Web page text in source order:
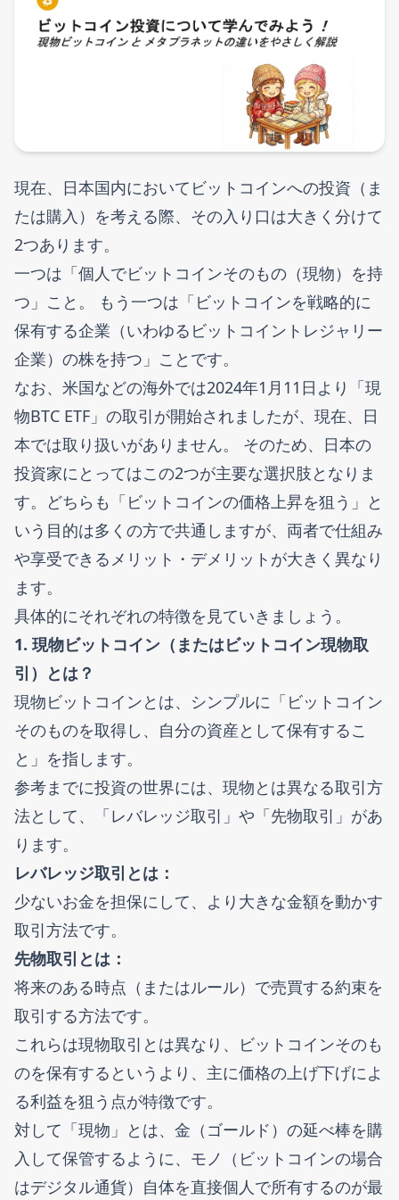
現在、日本国内においてビットコインへの投資（ま
たは購入）を考える際、その入り口は大きく分けて
2つあります。
一つは「個人でビットコインそのもの（現物）を持
つ」こと。 もう一つは「ビットコインを戦略的に
保有する企業（いわゆるビットコイントレジャリー
企業）の株を持つ」ことです。
なお、米国などの海外では2024年1月11日より「現
物BTC ETF」の取引が開始されましたが、現在、日
本では取り扱いがありません。 そのため、日本の
投資家にとってはこの2つが主要な選択肢となりま
す。どちらも「ビットコインの価格上昇を狙う」と
いう目的は多くの方で共通しますが、両者で仕組み
や享受できるメリット・デメリットが大きく異なり
ます。
具体的にそれぞれの特徴を見ていきましょう。
1. 現物ビットコイン（またはビットコイン現物取
引）とは？
現物ビットコインとは、シンプルに「ビットコイン
そのものを取得し、自分の資産として保有するこ
と」を指します。
参考までに投資の世界には、現物とは異なる取引方
法として、「レバレッジ取引」や「先物取引」があ
ります。
レバレッジ取引とは：
少ないお金を担保にして、より大きな金額を動かす
取引方法です。
先物取引とは：
将来のある時点（またはルール）で売買する約束を
取引する方法です。
これらは現物取引とは異なり、ビットコインそのも
のを保有するというより、主に価格の上げ下げによ
る利益を狙う点が特徴です。
対して「現物」とは、金（ゴールド）の延べ棒を購
入して保管するように、モノ（ビットコインの場合
はデジタル通貨）自体を直接個人で所有するのが最